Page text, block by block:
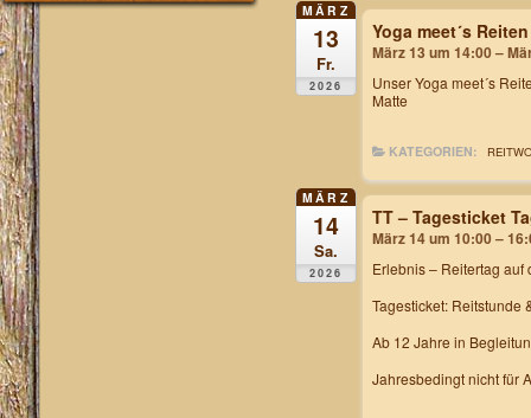
MÄRZ
13
Fr.
2026
Yoga meet´s Reiten
März 13 um 14:00 –
UnserYoga meet´s
Matte
KATEGORIEN:
MÄRZ
14
Sa.
2026
TT – Tagesticket
März 14 um 10:00 –
Erlebnis – Reitertag auf
Tagesticket: Reitstunde
Ab 12 Jahre in
Jahresbedingt nicht für